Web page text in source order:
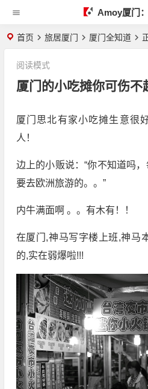
Amoy厦门
首页 旅居厦门 厦门全知道
厦门的小吃摊你可伤不
阅读模式
厦门思北有家小吃摊生意很
人！
边上的小贩说：“你不知道吗
要去欧洲旅游的。。”
内牛满面啊 。。有木有！！
在厦门,神马写字楼上班,神马
的,实在弱爆啦!!!